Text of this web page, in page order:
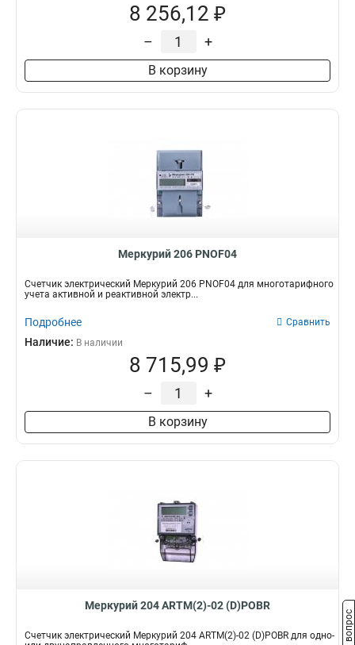
8 256,12 ₽
– +
В корзину
Меркурий 206 PNOF04
Счетчик электрический Меркурий 206 PNOF04 для многотарифного
учета активной и реактивной электр...
Подробнее Сравнить
Наличие: В наличии
8 715,99 ₽
– +
В корзину
Меркурий 204 ARTM(2)-02 (D)POBR
Счетчик электрический Меркурий 204 ARTM(2)-02 (D)POBR для одно-